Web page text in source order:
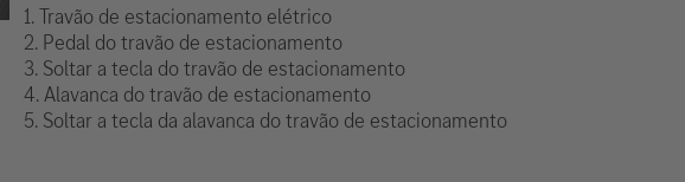
1. Travão de estacionamento elétrico
2. Pedal do travão de estacionamento
3. Soltar a tecla do travão de estacionamento
4. Alavanca do travão de estacionamento
5. Soltar a tecla da alavanca do travão de estacionamento